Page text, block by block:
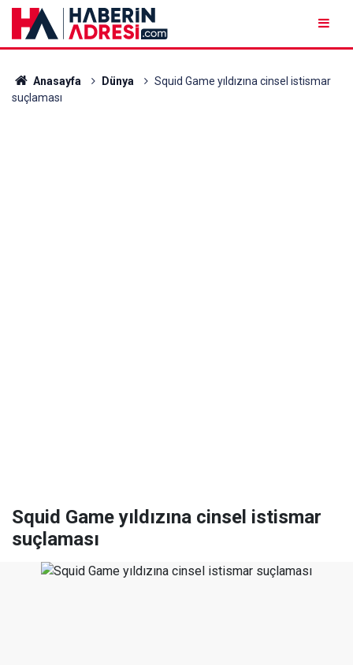
Anasayfa Dünya
Squid Game yıldızına cinsel istismar
suçlaması
Squid Game yıldızına cinsel istismar
suçlaması